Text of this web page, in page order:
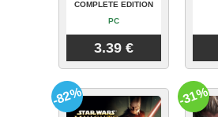
COMPLETE EDITION
PC
3.39 €
-82% -31%